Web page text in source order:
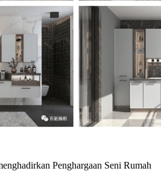
Penghargaan Seni Rumah